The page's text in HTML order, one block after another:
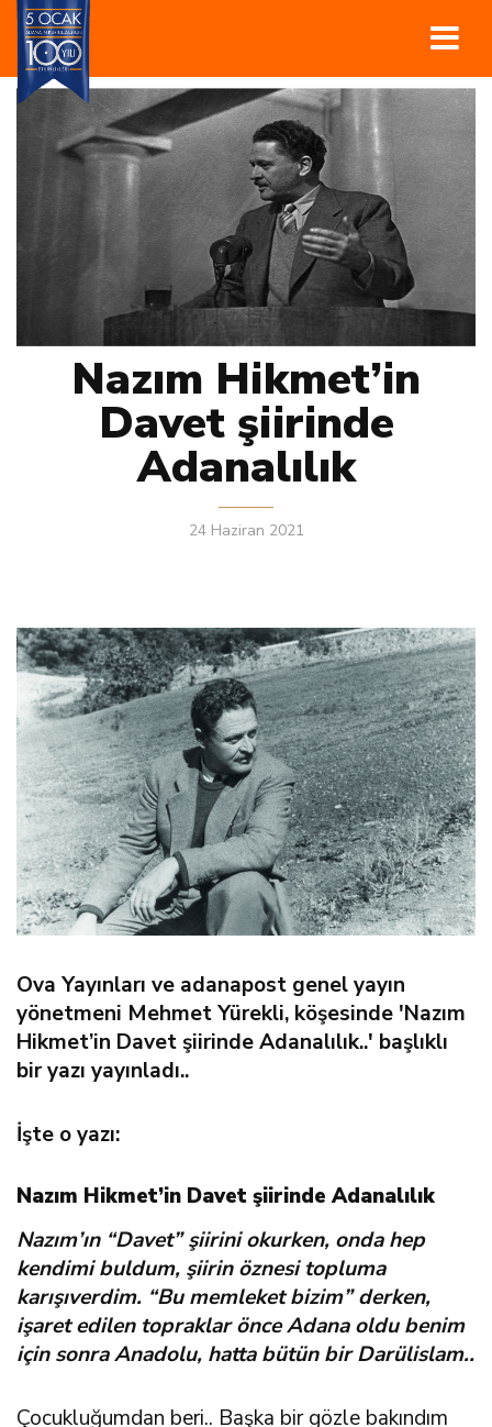
Nazım Hikmet’in
Davet şiirinde
Adanalılık
24 Haziran 2021
Ova Yayınları ve adanapost genel yayın
yönetmeni Mehmet Yürekli, köşesinde 'Nazım
Hikmet’in Davet şiirinde Adanalılık..' başlıklı
bir yazı yayınladı..
İşte o yazı:
Nazım Hikmet’in Davet şiirinde Adanalılık
Nazım’ın “Davet” şiirini okurken, onda hep
kendimi buldum, şiirin öznesi topluma
karışıverdim. “Bu memleket bizim” derken,
işaret edilen topraklar önce Adana oldu benim
için sonra Anadolu, hatta bütün bir Darülislam..
Çocukluğumdan beri.. Başka bir gözle bakındım